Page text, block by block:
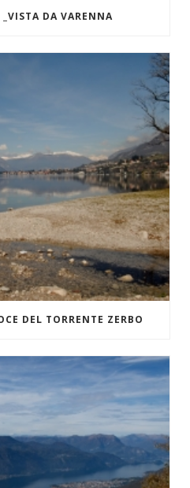
DA VARENNA
DEL TORRENTE ZERBO